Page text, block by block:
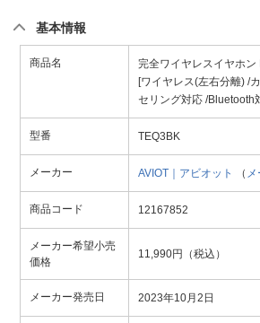
基本情報
商品名
完全ワイヤレスイヤホン
[ワイヤレス(左右分離) /
セリング対応 /Bluetooth
型番 TEQ3BK
メーカー AVIOT｜アビオット （
商品コード 12167852
メーカー希望小売
価格
11,990円（税込）
メーカー発売日 2023年10月2日